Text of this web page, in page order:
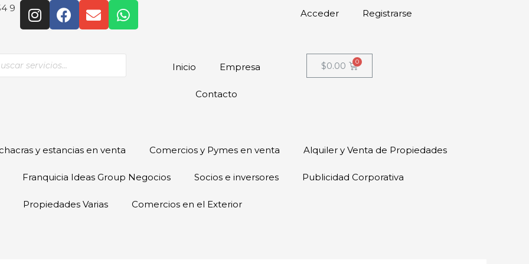
9 Acceder Registrarse
Inicio Empresa
Contacto
$0.00
y estancias en venta Comercios y Pymes en venta Alquiler y Venta de Propiedades
Franquicia Ideas Group Negocios Socios e inversores Publicidad Corporativa
Propiedades Varias Comercios en el Exterior